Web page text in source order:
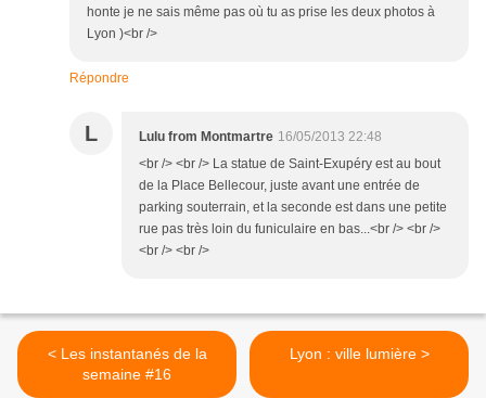
honte je ne sais même pas où tu as prise les deux photos à
Lyon )<br />
Répondre
L Lulu from Montmartre 16/05/2013 22:48
<br /> <br /> La statue de Saint-Exupéry est au bout
de la Place Bellecour, juste avant une entrée de
parking souterrain, et la seconde est dans une petite
rue pas très loin du funiculaire en bas...<br /> <br />
<br /> <br />
< Les instantanés de la
semaine #16
Lyon : ville lumière >